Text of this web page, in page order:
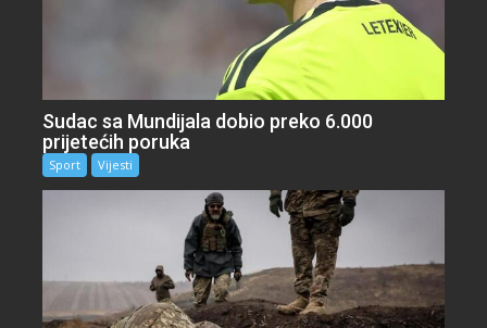
Sudac sa Mundijala dobio preko 6.000
prijetećih poruka
Sport Vijesti